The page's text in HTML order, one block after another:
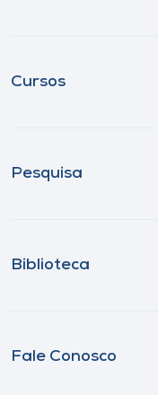
Cursos
Pesquisa
Biblioteca
Fale Conosco